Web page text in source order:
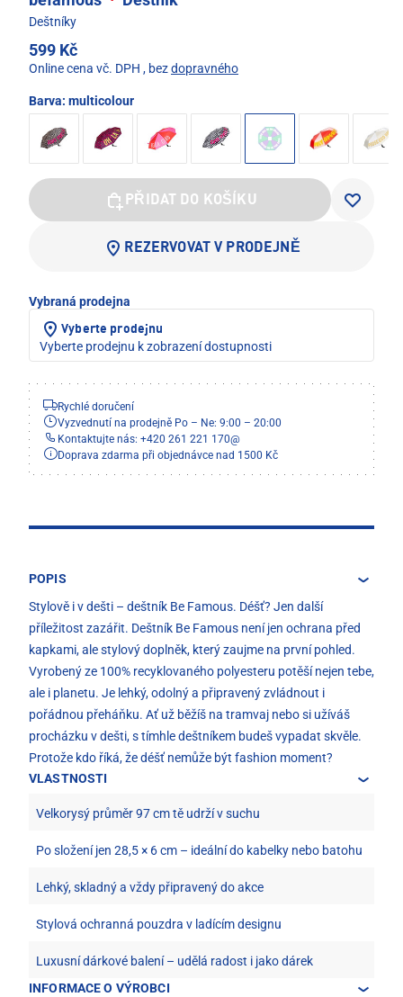
Deštníky
599 Kč
Online cena vč. DPH , bezdopravného
Barva: multicolour
PŘIDAT DO KOŠÍKU
REZERVOVAT V PRODEJNĚ
Vybraná prodejna
Vyberte prodejnu
Vyberte prodejnu k zobrazení dostupnosti
Rychlé doručení
Vyzvednutí na prodejně Po – Ne: 9:00 – 20:00
Kontaktujte nás: +420 261 221 170@
Doprava zdarma při objednávce nad 1500 Kč
POPIS
Stylově i v dešti – deštník Be Famous. Déšť? Jen další
příležitost zazářit. Deštník Be Famous není jen ochrana před
kapkami, ale stylový doplněk, který zaujme na první pohled.
Vyrobený ze 100% recyklovaného polyesteru potěší nejen tebe,
ale i planetu. Je lehký, odolný a připravený zvládnout i
pořádnou přeháňku. Ať už běžíš na tramvaj nebo si užíváš
procházku v dešti, s tímhle deštníkem budeš vypadat skvěle.
Protože kdo říká, že déšť nemůže být fashion moment?
VLASTNOSTI
Velkorysý průměr 97 cm tě udrží v suchu
Po složení jen 28,5 × 6 cm – ideální do kabelky nebo batohu
Lehký, skladný a vždy připravený do akce
Stylová ochranná pouzdra v ladícím designu
Luxusní dárkové balení – udělá radost i jako dárek
INFORMACE O VÝROBCI